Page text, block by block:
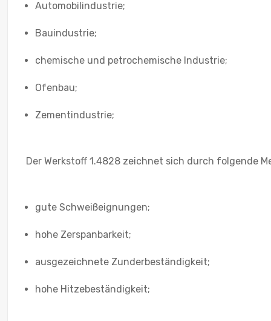
Automobilindustrie;
Bauindustrie;
chemische und petrochemische Industrie;
Ofenbau;
Zementindustrie;
Der Werkstoff 1.4828 zeichnet sich durch folgende
gute Schweißeignungen;
hohe Zerspanbarkeit;
ausgezeichnete Zunderbeständigkeit;
hohe Hitzebeständigkeit;